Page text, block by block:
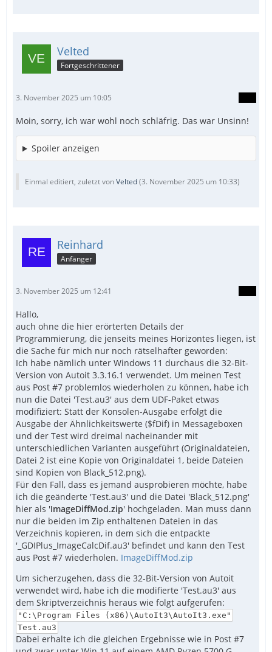
Velted
Fortgeschrittener
3. November 2025 um 10:05
Moin, sorry, ich war wohl noch schläfrig. Das war Unsinn!
Spoiler anzeigen
Einmal editiert, zuletzt vonVelted(3. November 2025 um 10:33)
Reinhard
Anfänger
3. November 2025 um 12:41
Hallo,
auch ohne die hier erörterten Details der
Programmierung, die jenseits meines Horizontes liegen, ist
die Sache für mich nur noch rätselhafter geworden:
Ich habe nämlich unter Windows 11 durchaus die 32-Bit-
Version von Autoit 3.3.16.1 verwendet. Um meinen Test
aus Post #7 problemlos wiederholen zu können, habe ich
nun die Datei 'Test.au3' aus dem UDF-Paket etwas
modifiziert: Statt der Konsolen-Ausgabe erfolgt die
Ausgabe der Ähnlichkeitswerte ($fDif) in Messageboxen
und der Test wird dreimal nacheinander mit
unterschiedlichen Varianten ausgeführt (Originaldateien,
Datei 2 ist eine Kopie von Originaldatei 1, beide Dateien
sind Kopien von Black_512.png).
Für den Fall, dass es jemand ausprobieren möchte, habe
ich die geänderte 'Test.au3' und die Datei 'Black_512.png'
hier als 'ImageDiffMod.zip' hochgeladen. Man muss dann
nur die beiden im Zip enthaltenen Dateien in das
Verzeichnis kopieren, in dem sich die entpackte
'_GDIPlus_ImageCalcDif.au3' befindet und kann den Test
aus Post #7 wiederholen. ImageDiffMod.zip
Um sicherzugehen, dass die 32-Bit-Version von Autoit
verwendet wird, habe ich die modifierte 'Test.au3' aus
dem Skriptverzeichnis heraus wie folgt aufgerufen:
"C:\Program Files (x86)\AutoIt3\AutoIt3.exe"
Test.au3
Dabei erhalte ich die gleichen Ergebnisse wie in Post #7